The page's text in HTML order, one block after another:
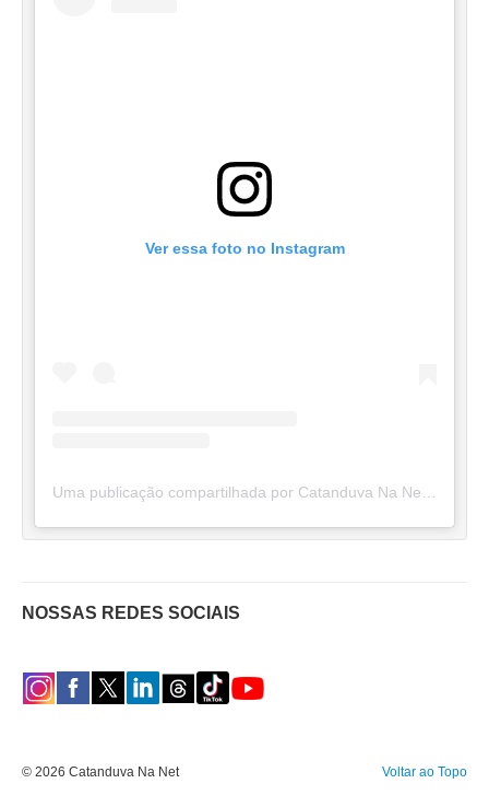
Ver essa foto no Instagram
NOSSAS REDES SOCIAIS
Voltar ao Topo
© 2026 Catanduva Na Net